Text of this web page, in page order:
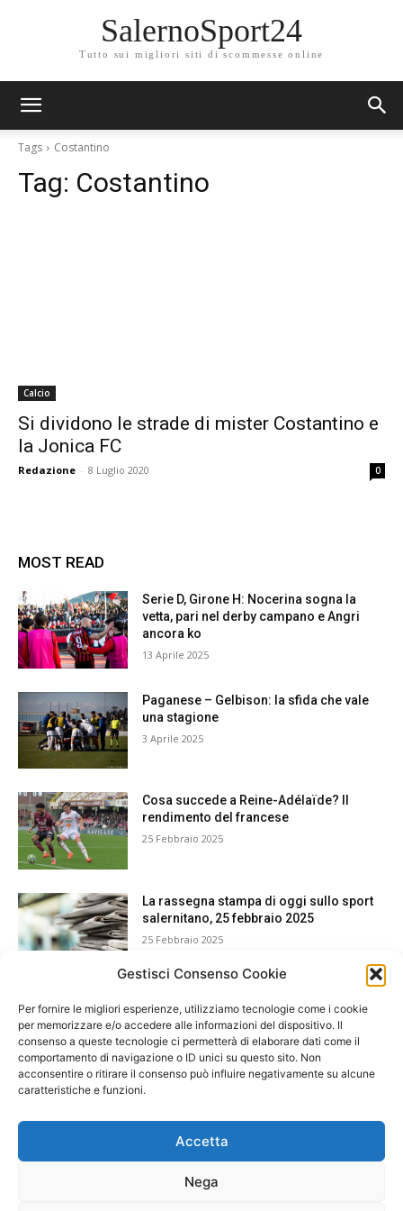
Gestisci Consenso Cookie
Per fornire le migliori esperienze, utilizziamo tecnologie come i cookie
per memorizzare e/o accedere alle informazioni del dispositivo. Il
consenso a queste tecnologie ci permetterà di elaborare dati come il
comportamento di navigazione o ID unici su questo sito. Non
acconsentire o ritirare il consenso può influire negativamente su alcune
caratteristiche e funzioni.
Accetta
Nega
SalernoSport24
Tutto sui migliori siti di scommesse online
Tags Costantino
Tag: Costantino
Calcio
Si dividono le strade di mister Costantino e
la Jonica FC
Redazione - 8 Luglio 2020 0
MOST READ
Serie D, Girone H: Nocerina sogna la
vetta, pari nel derby campano e Angri
ancora ko
13 Aprile 2025
Paganese – Gelbison: la sfida che vale
una stagione
3 Aprile 2025
Cosa succede a Reine-Adélaïde? Il
rendimento del francese
25 Febbraio 2025
La rassegna stampa di oggi sullo sport
salernitano, 25 febbraio 2025
25 Febbraio 2025